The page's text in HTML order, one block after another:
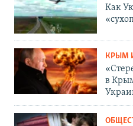
Как
КРЫМ
в